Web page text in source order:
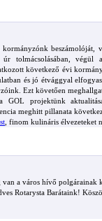
kormányzónk
tolmácsolásában, végül
következő évi
és jó étvággyal
Ezt követően
GOL projektünk
meghitt pillanata
, finom kulináris élvezeteket
a város hívő polgárainak
Rotarysta Barátaink!